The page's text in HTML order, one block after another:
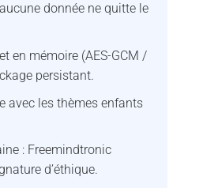
donnée ne quitte le
en mémoire (AES-GCM /
persistant.
avec les thèmes enfants
: Freemindtronic
d’éthique.